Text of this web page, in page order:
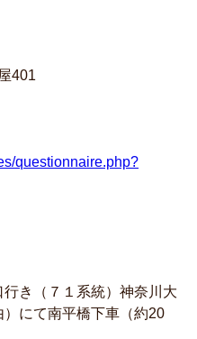
401
questionnaire.php?
き（７１系統）神奈川大
にて南平橋下車（約20